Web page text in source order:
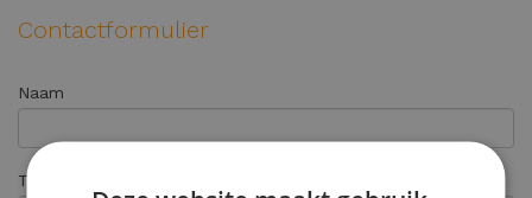
Contactformulier
Naam
Telefoonnummer